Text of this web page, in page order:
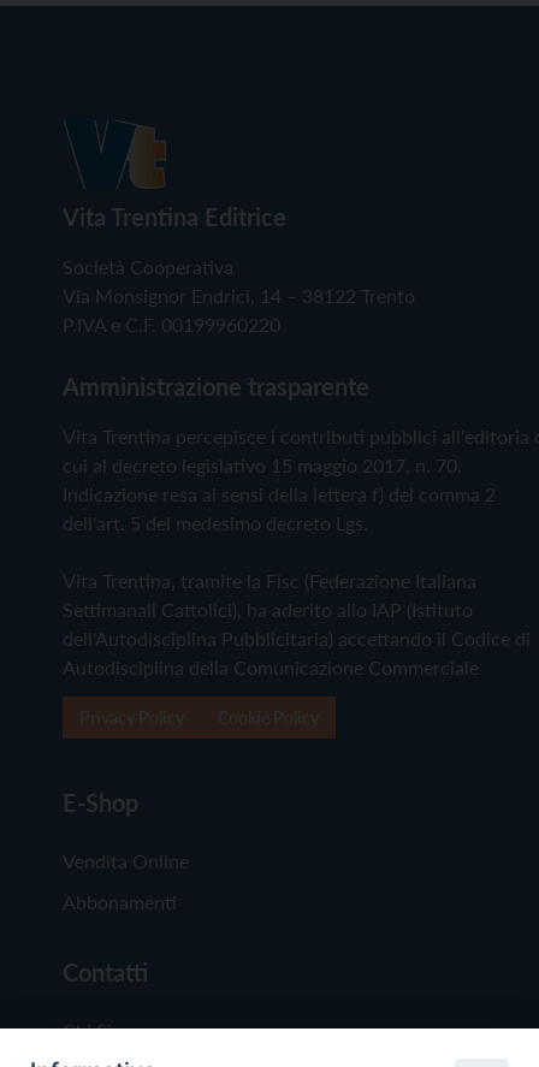
Vita Trentina Editrice
Società Cooperativa
Via Monsignor Endrici, 14 – 38122 Trento
P.IVA e C.F. 00199960220
Amministrazione trasparente
Vita Trentina percepisce i contributi pubblici all'editoria
cui al decreto legislativo 15 maggio 2017, n. 70.
Indicazione resa ai sensi della lettera f) del comma 2
dell'art. 5 del medesimo decreto Lgs.
Vita Trentina, tramite la Fisc (Federazione Italiana
Settimanali Cattolici), ha aderito allo IAP (Istituto
dell'Autodisciplina Pubblicitaria) accettando il Codice di
Autodisciplina della Comunicazione Commerciale
E-Shop
Vendita Online
Abbonamenti
Contatti
Chi Siamo